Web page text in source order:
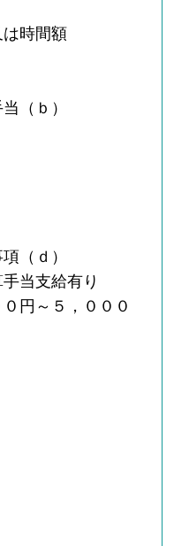
時間額
（ｂ）
（ｄ）
当支給有り
円～５，０００